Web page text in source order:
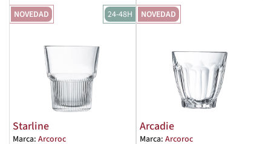
NOVEDAD 24-48H
Starline
Marca: Arcoroc
NOVEDAD
Arcadie
Marca: Arcoroc